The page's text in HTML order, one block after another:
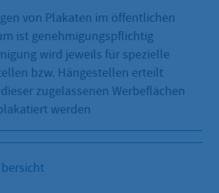
von Plakaten im öffentlichen
ist genehmigungspflichtig
wird jeweils für spezielle
bzw. Hängestellen erteilt
zugelassenen Werbeflächen
werden